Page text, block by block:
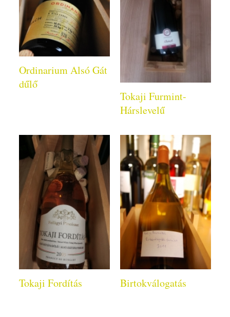
Ordinarium Alsó Gát
dűlő
Tokaji Furmint-
Hárslevelű
Tokaji Fordítás Birtokválogatás